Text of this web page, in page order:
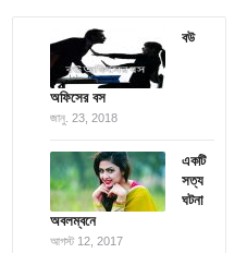
বউ
অফিসের বস
জানু. 23, 2018
একটি
সত্য
ঘটনা
অবলম্বনে
আগস্ট 12, 2017